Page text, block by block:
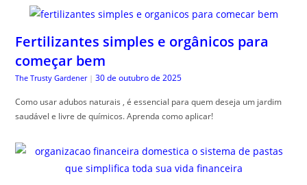
Fertilizantes simples e orgânicos para
começar bem
The Trusty Gardener | 30 de outubro de 2025
Como usar adubos naturais , é essencial para quem deseja um jardim
saudável e livre de químicos. Aprenda como aplicar!